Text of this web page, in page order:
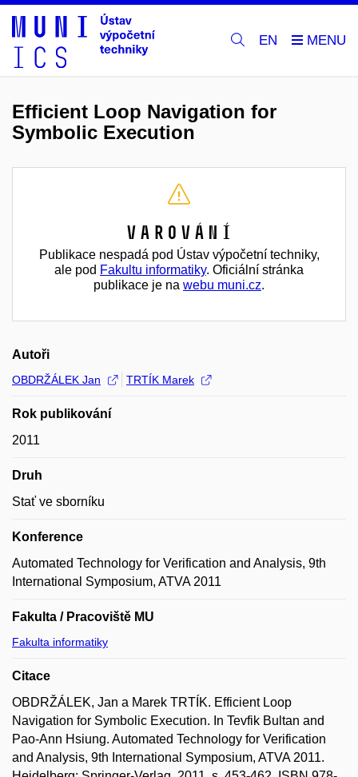
EN
Efficient Loop Navigation for
Symbolic Execution
Varování
Publikace nespadá pod Ústav výpočetní techniky,
ale pod Fakultu informatiky. Oficiální stránka
publikace je na webu muni.cz.
Autoři
OBDRŽÁLEK Jan TRTÍK Marek
Rok publikování
2011
Druh
Stať ve sborníku
Konference
Automated Technology for Verification and Analysis, 9th
International Symposium, ATVA 2011
Fakulta / Pracoviště MU
Fakulta informatiky
Citace
OBDRŽÁLEK, Jan a Marek TRTÍK. Efficient Loop
Navigation for Symbolic Execution. In Tevfik Bultan and
Pao-Ann Hsiung. Automated Technology for Verification
and Analysis, 9th International Symposium, ATVA 2011.